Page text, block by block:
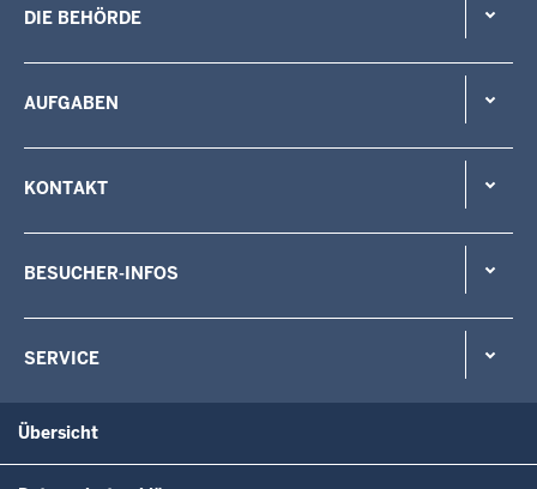
DIE BEHÖRDE
AUFGABEN
KONTAKT
BESUCHER-INFOS
SERVICE
Übersicht